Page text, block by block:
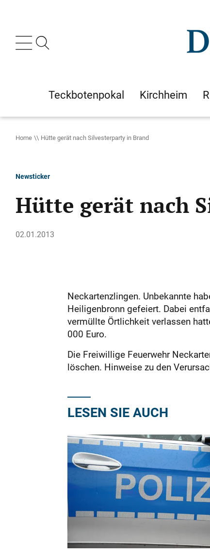
Teckbotenpokal Kirchheim
Home Hütte gerät nach Silvesterparty in Brand
Newsticker
Hütte gerät nach
02.01.2013
Neckartenzlingen. Unbekannte
Heiligenbronn gefeiert. Dabei
vermüllte Örtlichkeit verlassen
000 Euro.
Die Freiwillige Feuerwehr
löschen. Hinweise zu den
LESEN SIE AUCH